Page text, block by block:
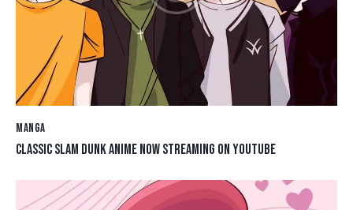
MANGA
CLASSIC SLAM DUNK ANIME NOW STREAMING ON YOUTUBE